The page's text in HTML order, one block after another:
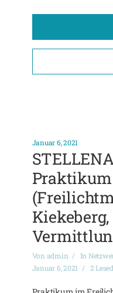
Januar 6, 2021
Praktikum
Von admin In
Januar 6, 2021
2